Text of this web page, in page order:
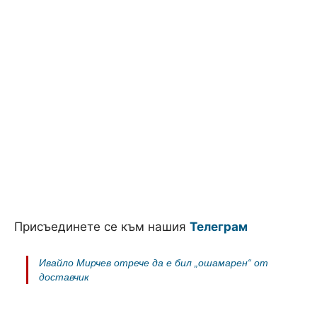
Присъединете се към нашия Телеграм
Ивайло Мирчев отрече да е бил „ошамарен“ от
доставчик